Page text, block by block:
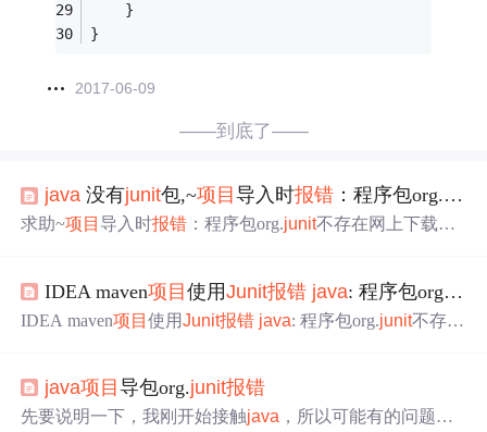
	}
}
2017-06-09
——到底了——
java 没有junit包,~项目导入时报错 ：程序包org.junit
求助~项目 导入时报错 ：程序包org.junit不存在网上下载下
也看到junit的jar包了错误代码：[ERROR]COMPILATIONE
RROR:[INFO]-------------------------------------...
IDEA maven项目使用Junit报错 java: 程序包org. junit
IDEA maven项目使用Junit报错 java: 程序包org.junit不存在
ctions to Maven”
java项目导包org.junit报错
先要说明一下，我刚开始接触java ，所以可能有的问题表